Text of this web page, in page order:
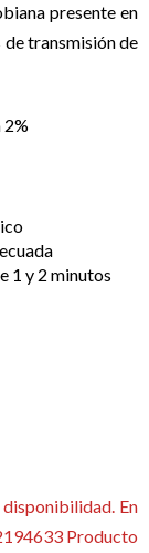
presente en
de transmisión de
1 y 2 minutos
En
Producto